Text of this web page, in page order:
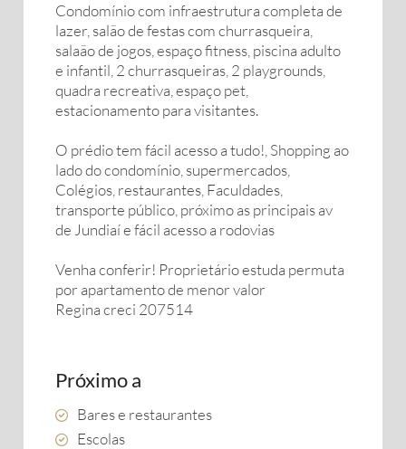
Condomínio com infraestrutura completa de
lazer, salão de festas com churrasqueira,
salaão de jogos, espaço fitness, piscina adulto
e infantil, 2 churrasqueiras, 2 playgrounds,
quadra recreativa, espaço pet,
estacionamento para visitantes.
O prédio tem fácil acesso a tudo!, Shopping ao
lado do condomínio, supermercados,
Colégios, restaurantes, Faculdades,
transporte público, próximo as principais av
de Jundiaí e fácil acesso a rodovias
Venha conferir! Proprietário estuda permuta
por apartamento de menor valor
Regina creci 207514
Próximo a
Bares e restaurantes
Escolas